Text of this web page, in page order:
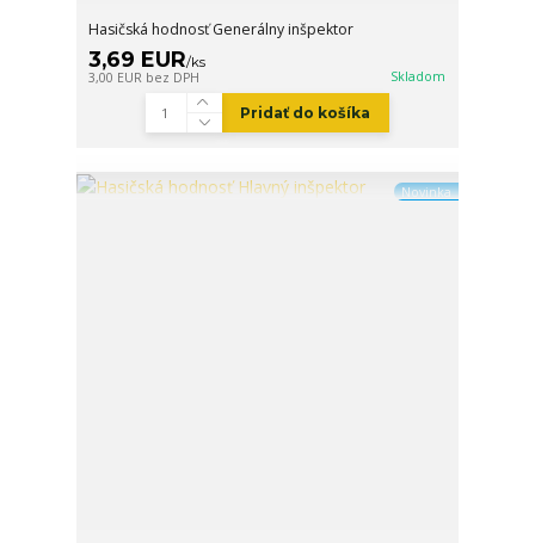
Hasičská hodnosť Generálny inšpektor
3,69 EUR/ks
3,00 EUR bez DPH Skladom
Pridať do košíka
Novinka